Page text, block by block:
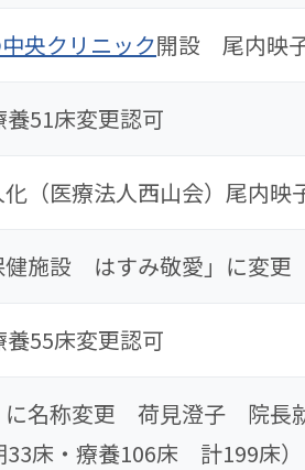
央クリニック開設 尾内映
51床変更認可
化（医療法人西山会）尾内
施設 はすみ敬愛」に変更
55床変更認可
に名称変更 荷見澄子 院長
床・療養106床 計199床）